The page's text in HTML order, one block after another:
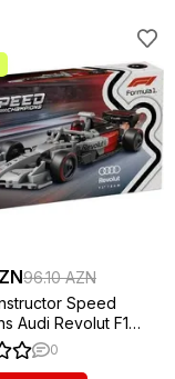
96.10 AZN
Speed
Audi Revolut F1
Race Car
0